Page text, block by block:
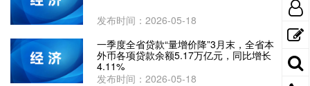
发布时间：2026-05-18
一季度全省贷款“量增价降”3月末，全省本
外币各项贷款余额5.17万亿元，同比增长
4.11%
发布时间：2026-05-18